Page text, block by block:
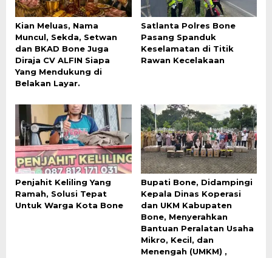
Kian Meluas, Nama
Muncul, Sekda, Setwan
dan BKAD Bone Juga
Diraja CV ALFIN Siapa
Yang Mendukung di
Belakan Layar.
Satlanta Polres Bone
Pasang Spanduk
Keselamatan di Titik
Rawan Kecelakaan
Penjahit Keliling Yang
Ramah, Solusi Tepat
Untuk Warga Kota Bone
Bupati Bone, Didampingi
Kepala Dinas Koperasi
dan UKM Kabupaten
Bone, Menyerahkan
Bantuan Peralatan Usaha
Mikro, Kecil, dan
Menengah (UMKM) ,